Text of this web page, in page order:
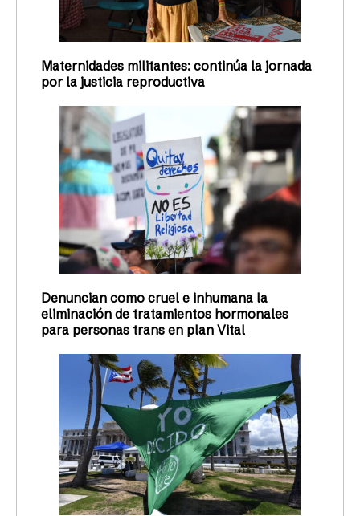
Maternidades militantes: continúa la jornada
por la justicia reproductiva
Denuncian como cruel e inhumana la
eliminación de tratamientos hormonales
para personas trans en plan Vital